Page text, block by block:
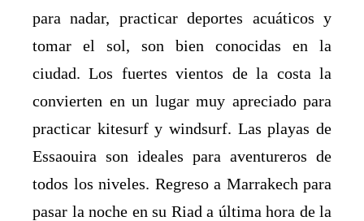
para nadar, practicar deportes acuáticos y
tomar el sol, son bien conocidas en la
ciudad. Los fuertes vientos de la costa la
convierten en un lugar muy apreciado para
practicar kitesurf y windsurf. Las playas de
Essaouira son ideales para aventureros de
todos los niveles. Regreso a Marrakech para
pasar la noche en su Riad a última hora de la